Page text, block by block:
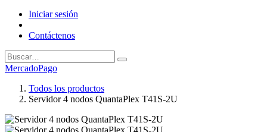
Iniciar sesión
Contáctenos
MercadoPago
Todos los productos
Servidor 4 nodos QuantaPlex T41S-2U